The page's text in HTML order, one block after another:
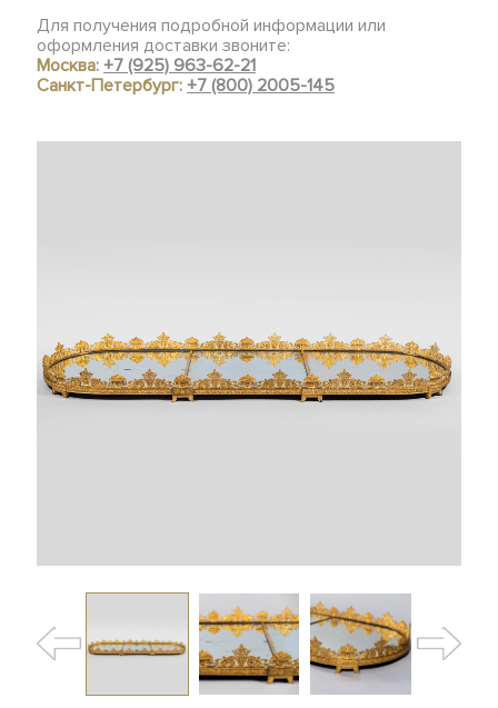
Для получения подробной информации или
оформления доставки звоните:
Москва:+7 (925) 963-62-21
Санкт-Петербург:+7 (800) 2005-145